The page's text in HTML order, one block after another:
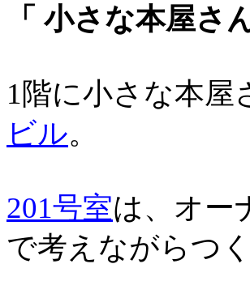
「 小さな本屋さ
1階に小さな本屋
ビル。
201号室は、オー
で考えながらつ